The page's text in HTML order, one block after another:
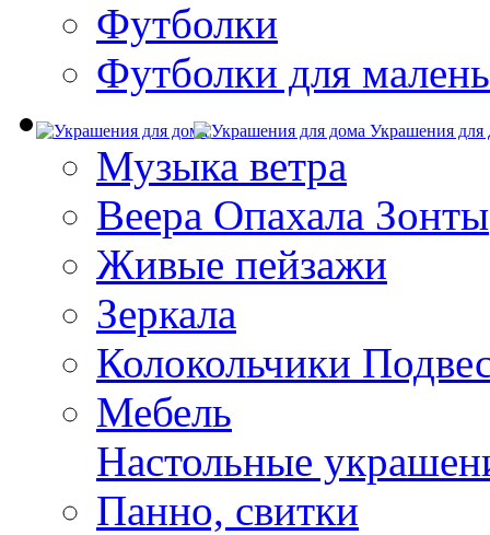
Футболки
Футболки для
Украшения для
Музыка ветра
Веера Опахала Зонты
Живые пейзажи
Зеркала
Колокольчики
Мебель
Настольные
Панно, свитки